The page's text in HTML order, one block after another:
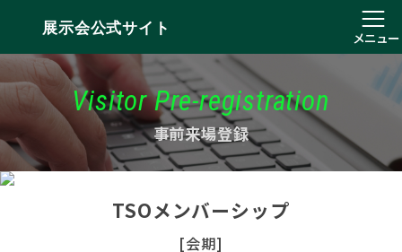
展示会公式サイト
メニュー
Visitor Pre-registration
事前来場登録
TSOメンバーシップ
[会期]